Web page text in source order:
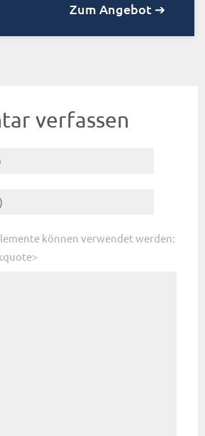
Zum Angebot ➔
verfassen
können verwendet werden: